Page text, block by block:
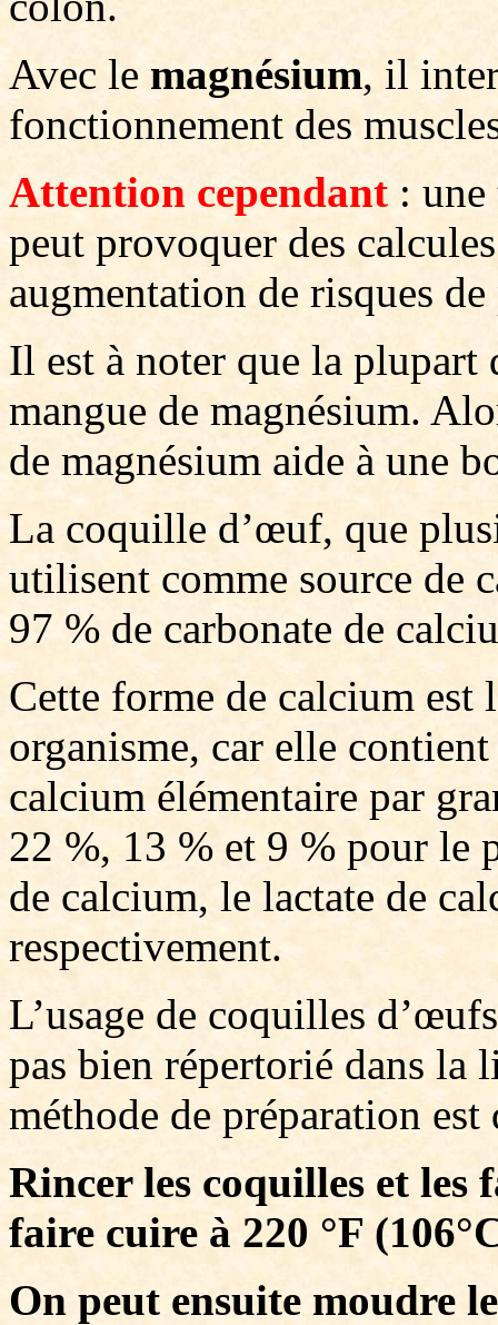
Avec le magnésium, il
fonctionnement des
Attention cependant :
peut provoquer des
augmentation de risques
Il est à noter que la plupart
mangue de magnésium.
de magnésium aide à une
La coquille d’œuf, que
utilisent comme source de
97 % de carbonate de
Cette forme de calcium est
organisme, car elle
calcium élémentaire par
22 %, 13 % et 9 % pour le
de calcium, le lactate de
respectivement.
L’usage de coquilles
pas bien répertorié dans la
méthode de préparation
Rincer les coquilles et les
faire cuire à 220 °F
On peut ensuite moudre